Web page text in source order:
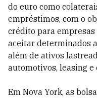
do euro como
empréstimos, com o
crédito para empresas
aceitar determinados
além de ativos
automotivos, leasing
Em Nova York, as